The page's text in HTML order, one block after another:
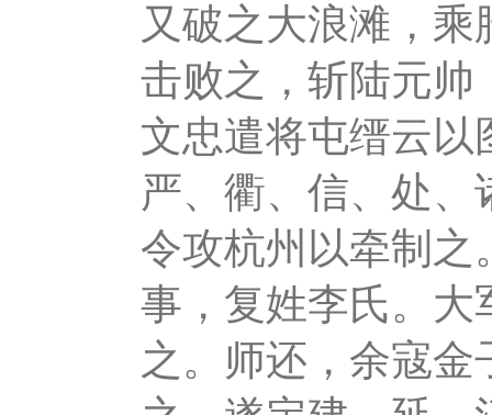
又破之大浪滩，
击败之，斩陆元帅
文忠遣将屯缙云以
严、衢、信、处
令攻杭州以牵制之
事，复姓李氏。大
之。师还，余寇